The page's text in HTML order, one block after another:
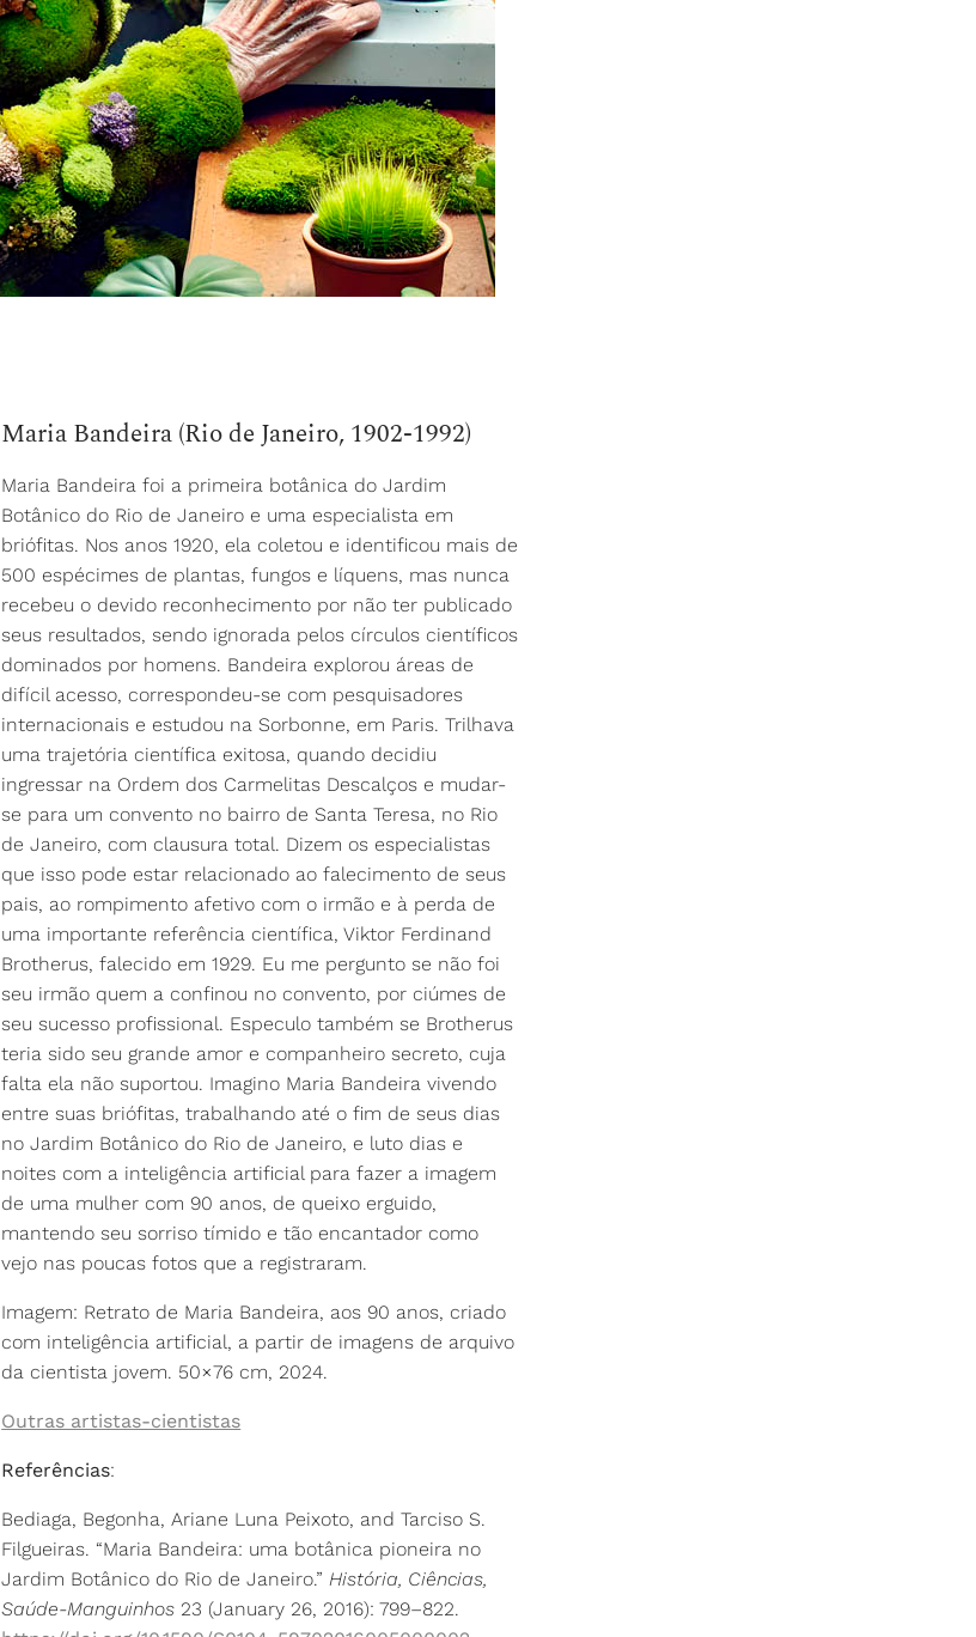
Maria Bandeira (Rio de Janeiro, 1902-1992)
Maria Bandeira foi a primeira botânica do Jardim
Botânico do Rio de Janeiro e uma especialista em
briófitas. Nos anos 1920, ela coletou e identificou mais de
500 espécimes de plantas, fungos e líquens, mas nunca
recebeu o devido reconhecimento por não ter publicado
seus resultados, sendo ignorada pelos círculos científicos
dominados por homens. Bandeira explorou áreas de
difícil acesso, correspondeu-se com pesquisadores
internacionais e estudou na Sorbonne, em Paris. Trilhava
uma trajetória científica exitosa, quando decidiu
ingressar na Ordem dos Carmelitas Descalços e mudar-
se para um convento no bairro de Santa Teresa, no Rio
de Janeiro, com clausura total. Dizem os especialistas
que isso pode estar relacionado ao falecimento de seus
pais, ao rompimento afetivo com o irmão e à perda de
uma importante referência científica, Viktor Ferdinand
Brotherus, falecido em 1929. Eu me pergunto se não foi
seu irmão quem a confinou no convento, por ciúmes de
seu sucesso profissional. Especulo também se Brotherus
teria sido seu grande amor e companheiro secreto, cuja
falta ela não suportou. Imagino Maria Bandeira vivendo
entre suas briófitas, trabalhando até o fim de seus dias
no Jardim Botânico do Rio de Janeiro, e luto dias e
noites com a inteligência artificial para fazer a imagem
de uma mulher com 90 anos, de queixo erguido,
mantendo seu sorriso tímido e tão encantador como
vejo nas poucas fotos que a registraram.
Imagem: Retrato de Maria Bandeira, aos 90 anos, criado
com inteligência artificial, a partir de imagens de arquivo
da cientista jovem. 50×76 cm, 2024.
Outras artistas-cientistas
Referências:
Bediaga, Begonha, Ariane Luna Peixoto, and Tarciso S.
Filgueiras. “Maria Bandeira: uma botânica pioneira no
Jardim Botânico do Rio de Janeiro.” História, Ciências,
Saúde-Manguinhos 23 (January 26, 2016): 799–822.